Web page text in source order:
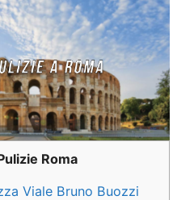
Roma
Viale Bruno Buozzi